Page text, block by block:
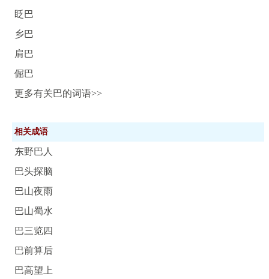
眨巴
乡巴
肩巴
倔巴
更多有关巴的词语>>
相关成语
东野巴人
巴头探脑
巴山夜雨
巴山蜀水
巴三览四
巴前算后
巴高望上